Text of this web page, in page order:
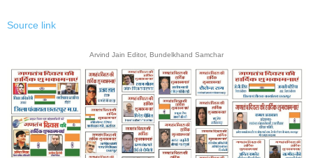
Source link
Arvind Jain Editor, Bundelkhand Samchar